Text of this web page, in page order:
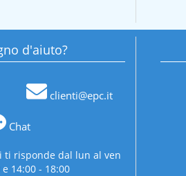
d'aiuto?
clienti@epc.it
Chat
ti risponde dal lun al ven
14:00 - 18:00